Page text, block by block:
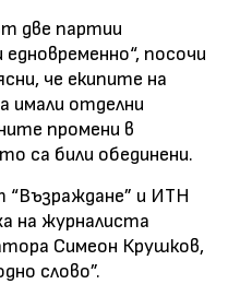
две партии
посочи
че екипите на
имали отделни
промени в
са били обединени.
“Възраждане” и ИТН
на журналиста
Симеон Крушков,
слово”.